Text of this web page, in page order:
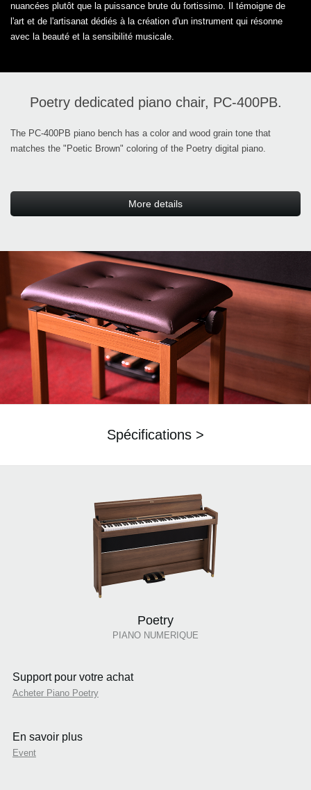
nuancées plutôt que la puissance brute du fortissimo. Il témoigne de
l'art et de l'artisanat dédiés à la création d'un instrument qui résonne
avec la beauté et la sensibilité musicale.
Poetry dedicated piano chair, PC-400PB.
The PC-400PB piano bench has a color and wood grain tone that
matches the "Poetic Brown" coloring of the Poetry digital piano.
More details
Spécifications >
Poetry
PIANO NUMERIQUE
Support pour votre achat
Acheter Piano Poetry
En savoir plus
Event